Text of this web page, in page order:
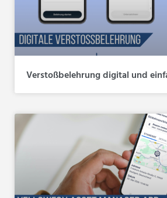
Verstoßbelehrung digital und